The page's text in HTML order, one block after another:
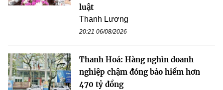
luật
Thanh Lương
20:21 06/08/2026
Thanh Hoá: Hàng nghìn doanh
nghiệp chậm đóng bảo hiểm hơn
470 tỷ đồng